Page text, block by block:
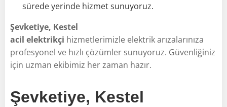
sürede yerinde hizmet sunuyoruz.
Şevketiye, Kestel
acil elektrikçi hizmetlerimizle elektrik arızalarınıza
profesyonel ve hızlı çözümler sunuyoruz. Güvenliğiniz
için uzman ekibimiz her zaman hazır.
Şevketiye, Kestel